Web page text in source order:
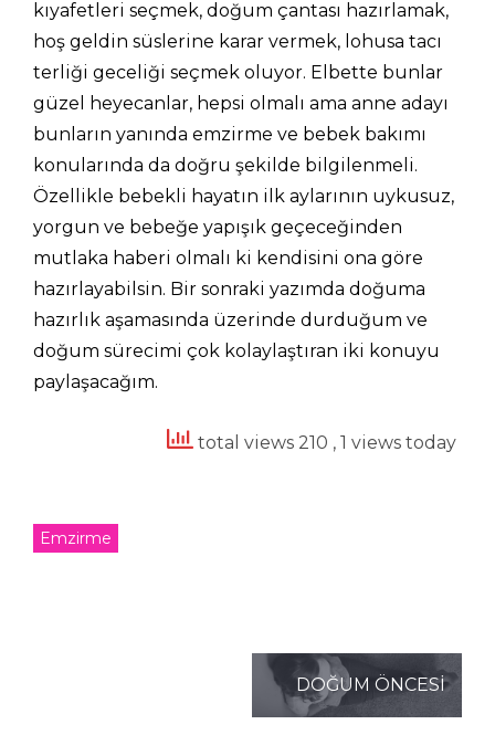
kıyafetleri seçmek, doğum çantası hazırlamak,
hoş geldin süslerine karar vermek, lohusa tacı
terliği geceliği seçmek oluyor. Elbette bunlar
güzel heyecanlar, hepsi olmalı ama anne adayı
bunların yanında emzirme ve bebek bakımı
konularında da doğru şekilde bilgilenmeli.
Özellikle bebekli hayatın ilk aylarının uykusuz,
yorgun ve bebeğe yapışık geçeceğinden
mutlaka haberi olmalı ki kendisini ona göre
hazırlayabilsin. Bir sonraki yazımda doğuma
hazırlık aşamasında üzerinde durduğum ve
doğum sürecimi çok kolaylaştıran iki konuyu
paylaşacağım.
total views 210 , 1 views today
Emzirme
DOĞUM ÖNCESİ